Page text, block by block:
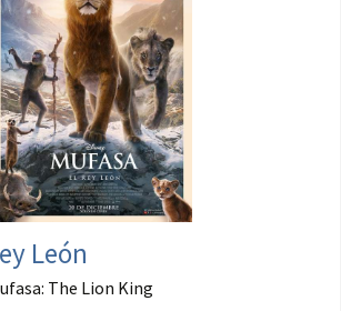
León
The Lion King